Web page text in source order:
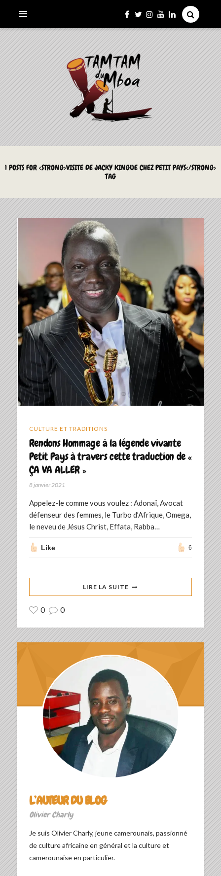
LE TAMTAM DU MBOA
La Culture du Mboa Dévoilée !
1 POSTS FOR <STRONG>VISITE DE JACKY KINGUE CHEZ PETIT PAYS</STRONG>
TAG
CULTURE ET TRADITIONS
Rendons Hommage à la légende vivante
Petit Pays à travers cette traduction de «
ÇA VA ALLER »
8 janvier 2021
Appelez-le comme vous voulez : Adonaï, Avocat
défenseur des femmes, le Turbo d’Afrique, Omega,
le neveu de Jésus Christ, Effata, Rabba…
Like 6
LIRE LA SUITE
0 0
L’AUTEUR DU BLOG
Olivier Charly
Je suis Olivier Charly, jeune camerounais, passionné
de culture africaine en général et la culture et
camerounaise en particulier.